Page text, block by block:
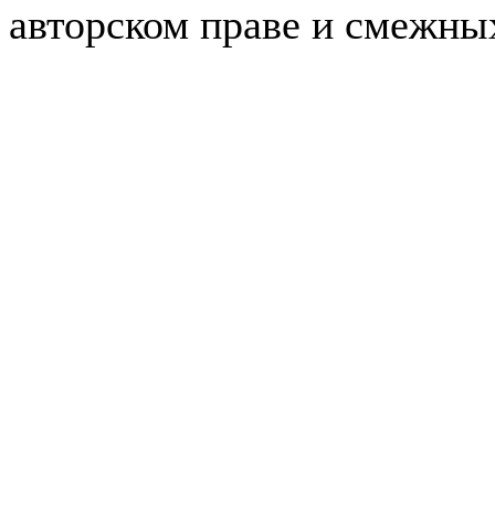
авторском праве и